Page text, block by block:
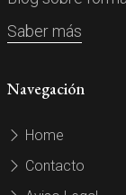
Saber más
Navegación
Home
Contacto